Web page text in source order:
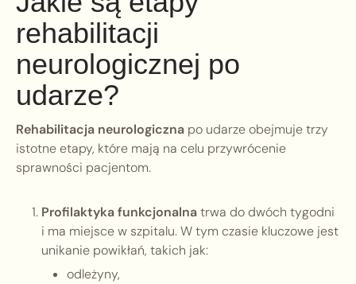
rehabilitacji
neurologicznej po
udarze?
Rehabilitacja neurologiczna po udarze obejmuje trzy
istotne etapy, które mają na celu przywrócenie
sprawności pacjentom.
Profilaktyka funkcjonalnatrwa do dwóch tygodni
i ma miejsce w szpitalu. W tym czasie kluczowe jest
unikanie powikłań, takich jak:
odleżyny,